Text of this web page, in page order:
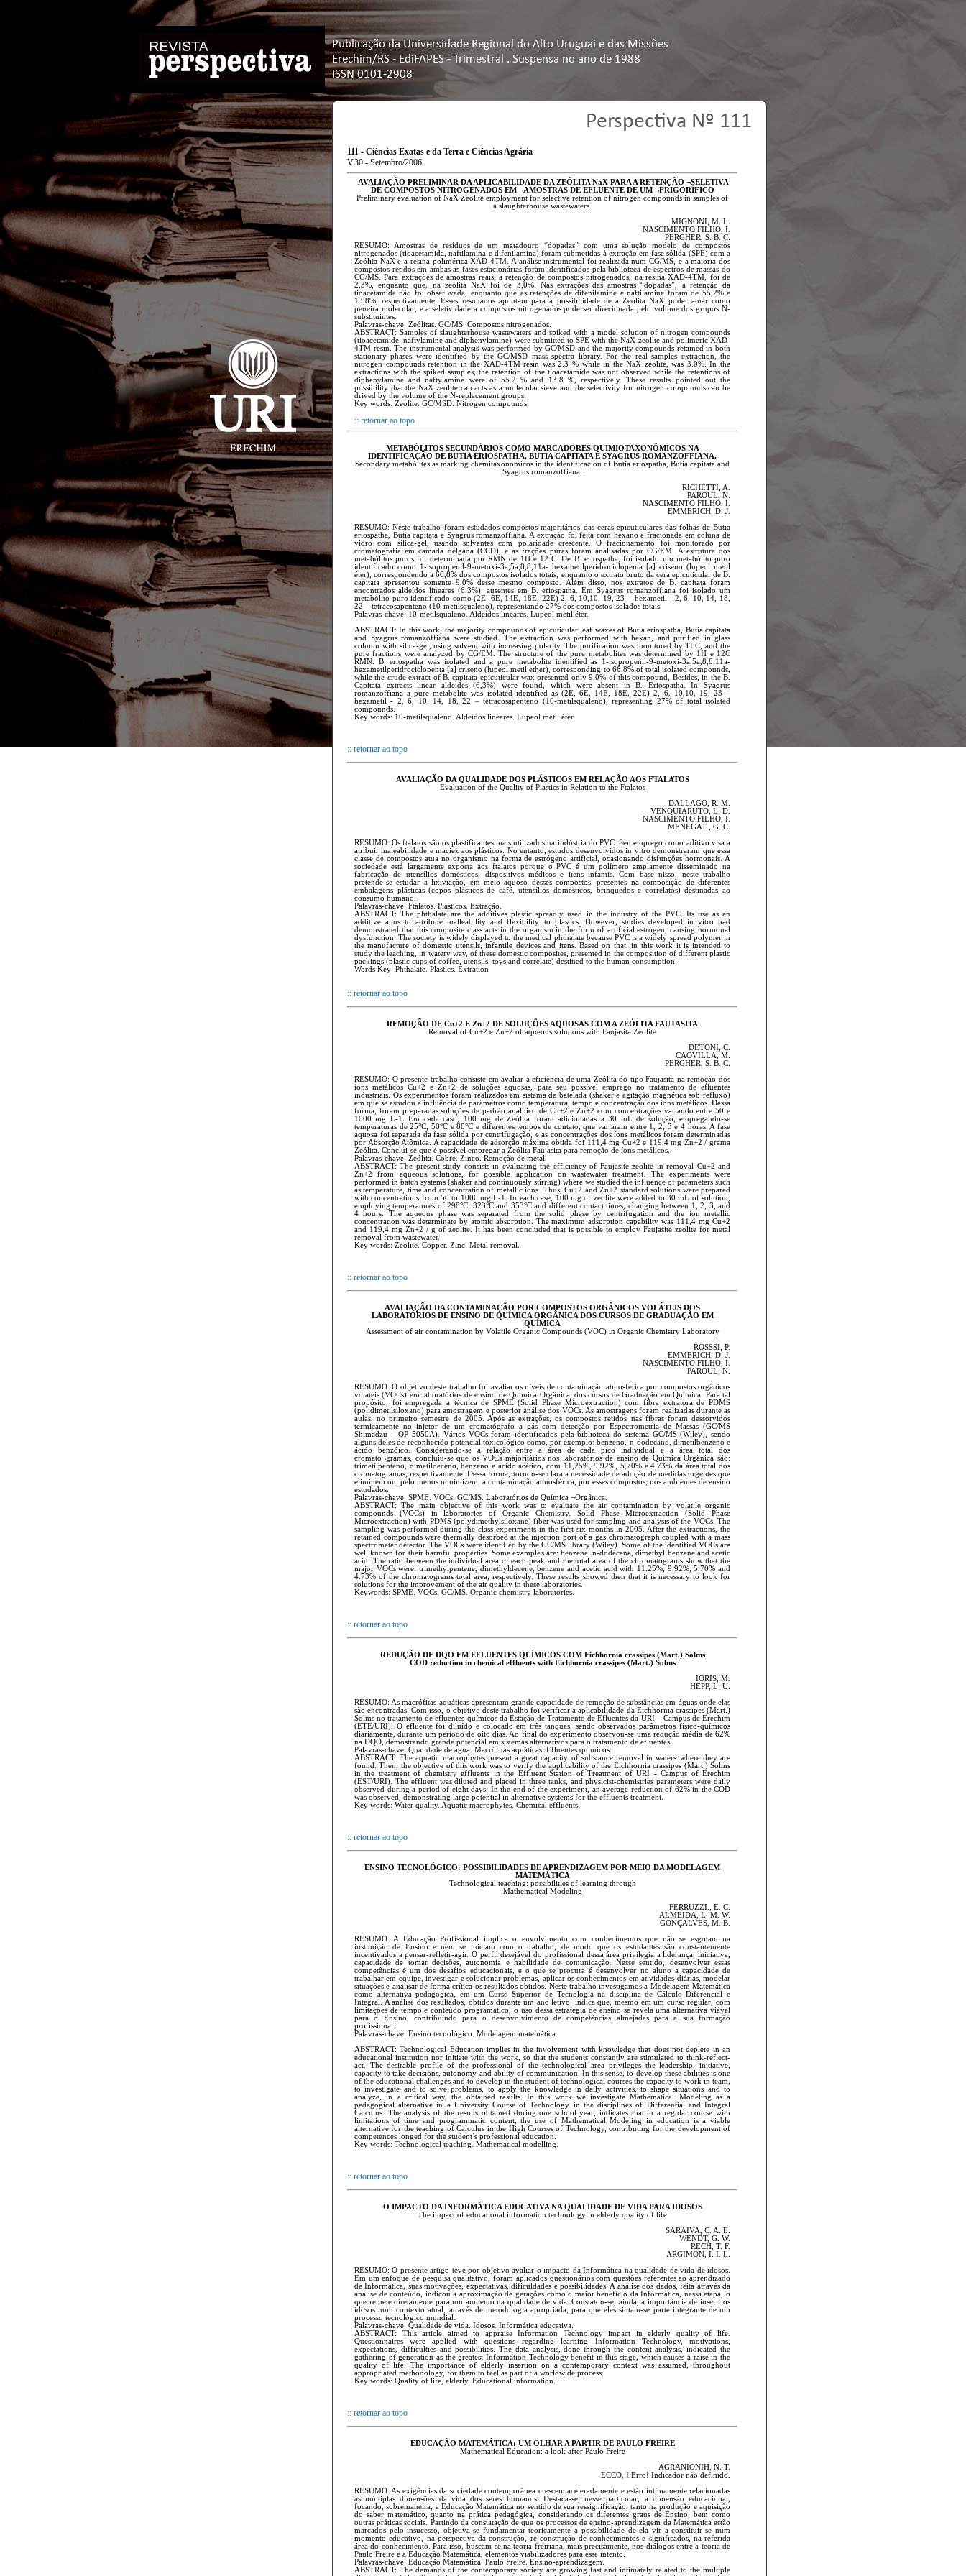
Publicação da Universidade Regional do Alto Uruguai e das Missões
Erechim/RS - EdiFAPES - Trimestral . Suspensa no ano de 1988
ISSN 0101-2908
Perspectiva Nº 111
111 - Ciências Exatas e da Terra e Ciências Agrária
V.30 - Setembro/2006
AVALIAÇÃO PRELIMINAR DA APLICABILIDADE DA ZEÓLITA NaX PARA A RETENÇÃO ¬SELETIVA
DE COMPOSTOS NITROGENADOS EM ¬AMOSTRAS DE EFLUENTE DE UM ¬FRIGORÍFICO
Preliminary evaluation of NaX Zeolite employment for selective retention of nitrogen compounds in samples of
a slaughterhouse wastewaters.
MIGNONI, M. L.
NASCIMENTO FILHO, I.
PERGHER, S. B. C.
RESUMO: Amostras de resíduos de um matadouro “dopadas” com uma solução modelo de compostos
nitrogenados (tioacetamida, naftilamina e difenilamina) foram submetidas à extração em fase sólida (SPE) com a
Zeólita NaX e a resina polimérica XAD-4TM. A análise instrumental foi realizada num CG/MS, e a maioria dos
compostos retidos em ambas as fases estacionárias foram identificados pela biblioteca de espectros de massas do
CG/MS. Para extrações de amostras reais, a retenção de compostos nitrogenados, na resina XAD-4TM, foi de
2,3%, enquanto que, na zeólita NaX foi de 3,0%. Nas extrações das amostras “dopadas”, a retenção da
tioacetamida não foi obser¬vada, enquanto que as retenções de difenilamine e naftilamine foram de 55,2% e
13,8%, respectivamente. Esses resultados apontam para a possibilidade de a Zeólita NaX poder atuar como
peneira molecular, e a seletividade a compostos nitrogenados pode ser direcionada pelo volume dos grupos N-
substituintes.
Palavras-chave: Zeólitas. GC/MS. Compostos nitrogenados.
ABSTRACT: Samples of slaughterhouse wastewaters and spiked with a model solution of nitrogen compounds
(tioacetamide, naftylamine and diphenylamine) were submitted to SPE with the NaX zeolite and polimeric XAD-
4TM resin. The instrumental analysis was performed by GC/MSD and the majority compounds retained in both
stationary phases were identified by the GC/MSD mass spectra library. For the real samples extraction, the
nitrogen compounds retention in the XAD-4TM resin was 2.3 % while in the NaX zeolite, was 3.0%. In the
extractions with the spiked samples, the retention of the tioacetamide was not observed while the retentions of
diphenylamine and naftylamine were of 55.2 % and 13.8 %, respectively. These results pointed out the
possibility that the NaX zeolite can acts as a molecular sieve and the selectivity for nitrogen compounds can be
drived by the volume of the N-replacement groups.
Key words: Zeolite. GC/MSD. Nitrogen compounds.
:: retornar ao topo
METABÓLITOS SECUNDÁRIOS COMO MARCADORES QUIMIOTAXONÔMICOS NA
IDENTIFICAÇÃO DE BUTIA ERIOSPATHA, BUTIA CAPITATA E SYAGRUS ROMANZOFFIANA.
Secondary metabólites as marking chemitaxonomicos in the identificacion of Butia eriospatha, Butia capitata and
Syagrus romanzoffiana.
RICHETTI, A.
PAROUL, N.
NASCIMENTO FILHO, I.
EMMERICH, D. J.
RESUMO: Neste trabalho foram estudados compostos majoritários das ceras epicuticulares das folhas de Butia
eriospatha, Butia capitata e Syagrus romanzoffiana. A extração foi feita com hexano e fracionada em coluna de
vidro com sílica-gel, usando solventes com polaridade crescente. O fracionamento foi monitorado por
cromatografia em camada delgada (CCD), e as frações puras foram analisadas por CG/EM. A estrutura dos
metabólitos puros foi determinada por RMN de 1H e 12 C. De B. eriospatha, foi isolado um metabólito puro
identificado como 1-isopropenil-9-metoxi-3a,5a,8,8,11a- hexametilperidrociclopenta [a] criseno (lupeol metil
éter), correspondendo a 66,8% dos compostos isolados totais, enquanto o extrato bruto da cera epicuticular de B.
capitata apresentou somente 9,0% desse mesmo composto. Além disso, nos extratos de B. capitata foram
encontrados aldeídos lineares (6,3%), ausentes em B. eriospatha. Em Syagrus romanzoffiana foi isolado um
metabólito puro identificado como (2E, 6E, 14E, 18E, 22E) 2, 6, 10,10, 19, 23 – hexametil - 2, 6, 10, 14, 18,
22 – tetracosapenteno (10-metilsqualeno), representando 27% dos compostos isolados totais.
Palavras-chave: 10-metilsqualeno. Aldeídos lineares. Lupeol metil éter.
ABSTRACT: In this work, the majority compounds of epicuticular leaf waxes of Butia eriospatha, Butia capitata
and Syagrus romanzoffiana were studied. The extraction was performed with hexan, and purified in glass
column with silica-gel, using solvent with increasing polarity. The purification was monitored by TLC, and the
pure fractions were analyzed by CG/EM. The structure of the pure metabolites was determined by 1H e 12C
RMN. B. eriospatha was isolated and a pure metabolite identified as 1-isopropenil-9-metoxi-3a,5a,8,8,11a-
hexametilperidrociclopenta [a] criseno (lupeol metil ether), corresponding to 66,8% of total isolated compounds,
while the crude extract of B. capitata epicuticular wax presented only 9,0% of this compound, Besides, in the B.
Capitata extracts linear aldeides (6,3%) were found, which were absent in B. Eriospatha. In Syagrus
romanzoffiana a pure metabolite was isolated identified as (2E, 6E, 14E, 18E, 22E) 2, 6, 10,10, 19, 23 –
hexametil - 2, 6, 10, 14, 18, 22 – tetracosapenteno (10-metilsqualeno), representing 27% of total isolated
compounds.
Key words: 10-metilsqualeno. Aldeídos lineares. Lupeol metil éter.
:: retornar ao topo
AVALIAÇÃO DA QUALIDADE DOS PLÁSTICOS EM RELAÇÃO AOS FTALATOS
Evaluation of the Quality of Plastics in Relation to the Ftalatos
DALLAGO, R. M.
VENQUIARUTO, L. D.
NASCIMENTO FILHO, I.
MENEGAT , G. C.
RESUMO: Os ftalatos são os plastificantes mais utilizados na indústria do PVC. Seu emprego como aditivo visa a
atribuir maleabilidade e maciez aos plásticos. No entanto, estudos desenvolvidos in vitro demonstraram que essa
classe de compostos atua no organismo na forma de estrógeno artificial, ocasionando disfunções hormonais. A
sociedade está largamente exposta aos ftalatos porque o PVC é um polímero amplamente disseminado na
fabricação de utensílios domésticos, dispositivos médicos e itens infantis. Com base nisso, neste trabalho
pretende-se estudar a lixiviação, em meio aquoso desses compostos, presentes na composição de diferentes
embalagens plásticas (copos plásticos de café, utensílios domésticos, brinquedos e correlatos) destinadas ao
consumo humano.
Palavras-chave: Ftalatos. Plásticos. Extração.
ABSTRACT: The phthalate are the additives plastic spreadly used in the industry of the PVC. Its use as an
additive aims to attribute malleability and flexibility to plastics. However, studies developed in vitro had
demonstrated that this composite class acts in the organism in the form of artificial estrogen, causing hormonal
dysfunction. The society is widely displayed to the medical phthalate because PVC is a widely spread polymer in
the manufacture of domestic utensils, infantile devices and itens. Based on that, in this work it is intended to
study the leaching, in watery way, of these domestic composites, presented in the composition of different plastic
packings (plastic cups of coffee, utensils, toys and correlate) destined to the human consumption.
Words Key: Phthalate. Plastics. Extration
:: retornar ao topo
REMOÇÃO DE Cu+2 E Zn+2 DE SOLUÇÕES AQUOSAS COM A ZEÓLITA FAUJASITA
Removal of Cu+2 e Zn+2 of aqueous solutions with Faujasita Zeolite
DETONI, C.
CAOVILLA, M.
PERGHER, S. B. C.
RESUMO: O presente trabalho consiste em avaliar a eficiência de uma Zeólita do tipo Faujasita na remoção dos
íons metálicos Cu+2 e Zn+2 de soluções aquosas, para seu possível emprego no tratamento de efluentes
industriais. Os experimentos foram realizados em sistema de batelada (shaker e agitação magnética sob refluxo)
em que se estudou a influência de parâmetros como temperatura, tempo e concentração dos íons metálicos. Dessa
forma, foram preparadas soluções de padrão analítico de Cu+2 e Zn+2 com concentrações variando entre 50 e
1000 mg L-1. Em cada caso, 100 mg de Zeólita foram adicionadas a 30 mL de solução, empregando-se
temperaturas de 25°C, 50°C e 80°C e diferentes tempos de contato, que variaram entre 1, 2, 3 e 4 horas. A fase
aquosa foi separada da fase sólida por centrifugação, e as concentrações dos íons metálicos foram determinadas
por Absorção Atômica. A capacidade de adsorção máxima obtida foi 111,4 mg Cu+2 e 119,4 mg Zn+2 / grama
Zeólita. Conclui-se que é possível empregar a Zeólita Faujasita para remoção de íons metálicos.
Palavras-chave: Zeólita. Cobre. Zinco. Remoção de metal.
ABSTRACT: The present study consists in evaluating the efficiency of Faujasite zeolite in removal Cu+2 and
Zn+2 from aqueous solutions, for possible application on wastewater treatment. The experiments were
performed in batch systems (shaker and continuously stirring) where we studied the influence of parameters such
as temperature, time and concentration of metallic ions. Thus, Cu+2 and Zn+2 standard solutions were prepared
with concentrations from 50 to 1000 mg.L-1. In each case, 100 mg of zeolite were added to 30 mL of solution,
employing temperatures of 298°C, 323°C and 353°C and different contact times, changing between 1, 2, 3, and
4 hours. The aqueous phase was separated from the solid phase by centrifugation and the ion metallic
concentration was determinate by atomic absorption. The maximum adsorption capability was 111,4 mg Cu+2
and 119,4 mg Zn+2 / g of zeolite. It has been concluded that is possible to employ Faujasite zeolite for metal
removal from wastewater.
Key words: Zeolite. Copper. Zinc. Metal removal.
:: retornar ao topo
AVALIAÇÃO DA CONTAMINAÇÃO POR COMPOSTOS ORGÂNICOS VOLÁTEIS DOS
LABORATÓRIOS DE ENSINO DE QUÍMICA ORGÂNICA DOS CURSOS DE GRADUAÇÃO EM
QUÍMICA
Assessment of air contamination by Volatile Organic Compounds (VOC) in Organic Chemistry Laboratory
ROSSSI, P.
EMMERICH, D. J.
NASCIMENTO FILHO, I.
PAROUL, N.
RESUMO: O objetivo deste trabalho foi avaliar os níveis de contaminação atmosférica por compostos orgânicos
voláteis (VOCs) em laboratórios de ensino de Química Orgânica, dos cursos de Graduação em Química. Para tal
propósito, foi empregada a técnica de SPME (Solid Phase Microextraction) com fibra extratora de PDMS
(polidimetilsiloxano) para amostragem e posterior análise dos VOCs. As amostragens foram realizadas durante as
aulas, no primeiro semestre de 2005. Após as extrações, os compostos retidos nas fibras foram dessorvidos
termicamente no injetor de um cromatógrafo a gás com detecção por Espectrometria de Massas (GC/MS
Shimadzu – QP 5050A). Vários VOCs foram identificados pela biblioteca do sistema GC/MS (Wiley), sendo
alguns deles de reconhecido potencial toxicológico como, por exemplo: benzeno, n-dodecano, dimetilbenzeno e
ácido benzóico. Considerando-se a relação entre a área de cada pico individual e a área total dos
cromato¬gramas, concluiu-se que os VOCs majoritários nos laboratórios de ensino de Química Orgânica são:
trimetilpenteno, dimetildeceno, benzeno e ácido acético, com 11,25%, 9,92%, 5,70% e 4,73% da área total dos
cromatogramas, respectivamente. Dessa forma, tornou-se clara a necessidade de adoção de medidas urgentes que
eliminem ou, pelo menos minimizem, a contaminação atmosférica, por esses compostos, nos ambientes de ensino
estudados.
Palavras-chave: SPME. VOCs. GC/MS. Laboratórios de Química ¬Orgânica.
ABSTRACT: The main objective of this work was to evaluate the air contamination by volatile organic
compounds (VOCs) in laboratories of Organic Chemistry. Solid Phase Microextraction (Solid Phase
Microextraction) with PDMS (polydimethylsiloxane) fiber was used for sampling and analysis of the VOCs. The
sampling was performed during the class experiments in the first six months in 2005. After the extractions, the
retained compounds were thermally desorbed at the injection port of a gas chromatograph coupled with a mass
spectrometer detector. The VOCs were identified by the GC/MS library (Wiley). Some of the identified VOCs are
well known for their harmful properties. Some examples are: benzene, n-dodecane, dimethyl benzene and acetic
acid. The ratio between the individual area of each peak and the total area of the chromatograms show that the
major VOCs were: trimethylpentene, dimethyldecene, benzene and acetic acid with 11.25%, 9.92%, 5.70% and
4.73% of the chromatograms total area, respectively. These results showed then that it is necessary to look for
solutions for the improvement of the air quality in these laboratories.
Keywords: SPME. VOCs. GC/MS. Organic chemistry laboratories.
:: retornar ao topo
REDUÇÃO DE DQO EM EFLUENTES QUÍMICOS COM Eichhornia crassipes (Mart.) Solms
COD reduction in chemical effluents with Eichhornia crassipes (Mart.) Solms
IORIS, M.
HEPP, L. U.
RESUMO: As macrófitas aquáticas apresentam grande capacidade de remoção de substâncias em águas onde elas
são encontradas. Com isso, o objetivo deste trabalho foi verificar a aplicabilidade da Eichhornia crassipes (Mart.)
Solms no tratamento de efluentes químicos da Estação de Tratamento de Efluentes da URI – Campus de Erechim
(ETE/URI). O efluente foi diluído e colocado em três tanques, sendo observados parâmetros físico-químicos
diariamente, durante um período de oito dias. Ao final do experimento observou-se uma redução média de 62%
na DQO, demostrando grande potencial em sistemas alternativos para o tratamento de efluentes.
Palavras-chave: Qualidade de água. Macrófitas aquáticas. Efluentes químicos.
ABSTRACT: The aquatic macrophytes present a great capacity of substance removal in waters where they are
found. Then, the objective of this work was to verify the applicability of the Eichhornia crassipes (Mart.) Solms
in the treatment of chemistry effluents in the Effluent Station of Treatment of URI - Campus of Erechim
(EST/URI). The effluent was diluted and placed in three tanks, and physicist-chemistries parameters were daily
observed during a period of eight days. In the end of the experiment, an average reduction of 62% in the COD
was observed, demonstrating large potential in alternative systems for the effluents treatment.
Key words: Water quality. Aquatic macrophytes. Chemical effluents.
:: retornar ao topo
ENSINO TECNOLÓGICO: POSSIBILIDADES DE APRENDIZAGEM POR MEIO DA MODELAGEM
MATEMÁTICA
Technological teaching: possibilities of learning through
Mathematical Modeling
FERRUZZI., E. C.
ALMEIDA, L. M. W.
GONÇALVES, M. B.
RESUMO: A Educação Profissional implica o envolvimento com conhecimentos que não se esgotam na
instituição de Ensino e nem se iniciam com o trabalho, de modo que os estudantes são constantemente
incentivados a pensar-refletir-agir. O perfil desejável do profissional dessa área privilegia a liderança, iniciativa,
capacidade de tomar decisões, autonomia e habilidade de comunicação. Nesse sentido, desenvolver essas
competências é um dos desafios educacionais, e o que se procura é desenvolver no aluno a capacidade de
trabalhar em equipe, investigar e solucionar problemas, aplicar os conhecimentos em atividades diárias, modelar
situações e analisar de forma crítica os resultados obtidos. Neste trabalho investigamos a Modelagem Matemática
como alternativa pedagógica, em um Curso Superior de Tecnologia na disciplina de Cálculo Diferencial e
Integral. A análise dos resultados, obtidos durante um ano letivo, indica que, mesmo em um curso regular, com
limitações de tempo e conteúdo programático, o uso dessa estratégia de ensino se revela uma alternativa viável
para o Ensino, contribuindo para o desenvolvimento de competências almejadas para a sua formação
profissional.
Palavras-chave: Ensino tecnológico. Modelagem matemática.
ABSTRACT: Technological Education implies in the involvement with knowledge that does not deplete in an
educational institution nor initiate with the work, so that the students constantly are stimulated to think-reflect-
act. The desirable profile of the professional of the technological area privileges the leadership, initiative,
capacity to take decisions, autonomy and ability of communication. In this sense, to develop these abilities is one
of the educational challenges and to develop in the student of technological courses the capacity to work in team,
to investigate and to solve problems, to apply the knowledge in daily activities, to shape situations and to
analyze, in a critical way, the obtained results. In this work we investigate Mathematical Modeling as a
pedagogical alternative in a University Course of Technology in the disciplines of Differential and Integral
Calculus. The analysis of the results obtained during one school year, indicates that in a regular course with
limitations of time and programmatic content, the use of Mathematical Modeling in education is a viable
alternative for the teaching of Calculus in the High Courses of Technology, contributing for the development of
competences longed for the student’s professional education.
Key words: Technological teaching. Mathematical modelling.
:: retornar ao topo
O IMPACTO DA INFORMÁTICA EDUCATIVA NA QUALIDADE DE VIDA PARA IDOSOS
The impact of educational information technology in elderly quality of life
SARAIVA, C. A. E.
WENDT, G. W.
RECH, T. F.
ARGIMON, I. I. L.
RESUMO: O presente artigo teve por objetivo avaliar o impacto da Informática na qualidade de vida de idosos.
Em um enfoque de pesquisa qualitativo, foram aplicados questionários com questões referentes ao aprendizado
de Informática, suas motivações, expectativas, dificuldades e possibilidades. A análise dos dados, feita através da
análise de conteúdo, indicou a aproximação de gerações como o maior benefício da Informática, nessa etapa, o
que remete diretamente para um aumento na qualidade de vida. Constatou-se, ainda, a importância de inserir os
idosos num contexto atual, através de metodologia apropriada, para que eles sintam-se parte integrante de um
processo tecnológico mundial.
Palavras-chave: Qualidade de vida. Idosos. Informática educativa.
ABSTRACT: This article aimed to appraise Information Technology impact in elderly quality of life.
Questionnaires were applied with questions regarding learning Information Technology, motivations,
expectations, difficulties and possibilities. The data analysis, done through the content analysis, indicated the
gathering of generation as the greatest Information Technology benefit in this stage, which causes a raise in the
quality of life. The importance of elderly insertion on a contemporary context was assumed, throughout
appropriated methodology, for them to feel as part of a worldwide process.
Key words: Quality of life, elderly. Educational information.
:: retornar ao topo
EDUCAÇÃO MATEMÁTICA: UM OLHAR A PARTIR DE PAULO FREIRE
Mathematical Education: a look after Paulo Freire
AGRANIONIH, N. T.
ECCO, I.Erro! Indicador não definido.
RESUMO: As exigências da sociedade contemporânea crescem aceleradamente e estão intimamente relacionadas
às múltiplas dimensões da vida dos seres humanos. Destaca-se, nesse particular, a dimensão educacional,
focando, sobremaneira, a Educação Matemática no sentido de sua ressignificação, tanto na produção e aquisição
do saber matemático, quanto na prática pedagógica, considerando os diferentes graus de Ensino, bem como
outras práticas sociais. Partindo da constatação de que os processos de ensino-aprendizagem da Matemática estão
marcados pelo insucesso, objetiva-se fundamentar teoricamente a possibilidade de ela vir a constituir-se num
momento educativo, na perspectiva da construção, re-construção de conhecimentos e significados, na referida
área do conhecimento. Para isso, buscam-se na teoria freiriana, mais precisamente, nos diálogos entre a teoria de
Paulo Freire e a Educação Matemática, elementos viabilizadores para esse intento.
Palavras-chave: Educação Matemática. Paulo Freire. Ensino-aprendizagem.
ABSTRACT: The demands of the contemporary society are growing fast and intimately related to the multiple